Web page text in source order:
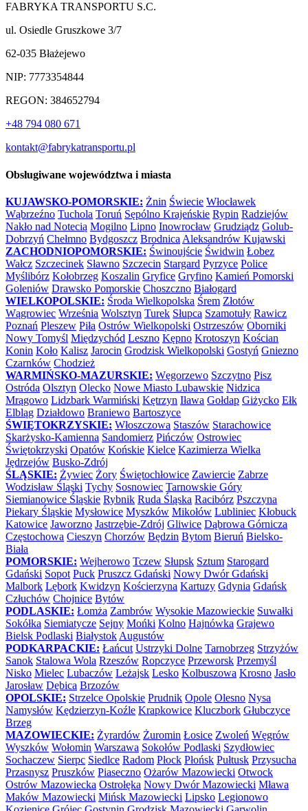
FABRYKA TRANSPORTU S.C.
ul. Osiedle Gruszkowe 3/7
62-035 Błażejewo
NIP: 7773354844
REGON: 384652794
+48 794 080 671
kontakt@fabrykatransportu.pl
Obsługiwane województwa i miasta
KUJAWSKO-POMORSKIE: Żnin Świecie Włocławek
Wąbrzeźno Tuchola Toruń Sępólno Krajeńskie Rypin Radziejów
Nakło nad Notecią Mogilno Lipno Inowrocław Grudziądz Golub-
Dobrzyń Chełmno Bydgoszcz Brodnica Aleksandrów Kujawski
ZACHODNIOPOMORSKIE: Świnoujście Świdwin Łobez
Wałcz Szczecinek Sławno Szczecin Stargard Pyrzyce Police
Myślibórz Kołobrzeg Koszalin Gryfice Gryfino Kamień Pomorski
Goleniów Drawsko Pomorskie Choszczno Białogard
WIELKOPOLSKIE: Środa Wielkopolska Śrem Złotów
Wągrowiec Września Wolsztyn Turek Słupca Szamotuły Rawicz
Poznań Pleszew Piła Ostrów Wielkopolski Ostrzeszów Oborniki
Nowy Tomyśl Międzychód Leszno Kępno Krotoszyn Kościan
Konin Koło Kalisz Jarocin Grodzisk Wielkopolski Gostyń Gniezno
Czarnków Chodzież
WARMIŃSKO-MAZURSKIE: Węgorzewo Szczytno Pisz
Ostróda Olsztyn Olecko Nowe Miasto Lubawskie Nidzica
Mrągowo Lidzbark Warmiński Kętrzyn Iława Gołdap Giżycko Ełk
Elbląg Działdowo Braniewo Bartoszyce
ŚWIĘTOKRZYSKIE: Włoszczowa Staszów Starachowice
Skarżysko-Kamienna Sandomierz Pińczów Ostrowiec
Świętokrzyski Opatów Końskie Kielce Kazimierza Wielka
Jędrzejów Busko-Zdrój
ŚLĄSKIE: Żywiec Żory Świętochłowice Zawiercie Zabrze
Wodzisław Śląski Tychy Sosnowiec Tarnowskie Góry
Siemianowice Śląskie Rybnik Ruda Śląska Racibórz Pszczyna
Piekary Śląskie Mysłowice Myszków Mikołów Lubliniec Kłobuck
Katowice Jaworzno Jastrzębie-Zdrój Gliwice Dąbrowa Górnicza
Częstochowa Cieszyn Chorzów Będzin Bytom Bieruń Bielsko-
Biała
POMORSKIE: Wejherowo Tczew Słupsk Sztum Starogard
Gdański Sopot Puck Pruszcz Gdański Nowy Dwór Gdański
Malbork Lębork Kwidzyn Kościerzyna Kartuzy Gdynia Gdańsk
Człuchów Chojnice Bytów
PODLASKIE: Łomża Zambrów Wysokie Mazowieckie Suwałki
Sokółka Siemiatycze Sejny Mońki Kolno Hajnówka Grajewo
Bielsk Podlaski Białystok Augustów
PODKARPACKIE: Łańcut Ustrzyki Dolne Tarnobrzeg Strzyżów
Sanok Stalowa Wola Rzeszów Ropczyce Przeworsk Przemyśl
Nisko Mielec Lubaczów Leżajsk Lesko Kolbuszowa Krosno Jasło
Jarosław Dębica Brzozów
OPOLSKIE: Strzelce Opolskie Prudnik Opole Olesno Nysa
Namysłów Kędzierzyn-Koźle Krapkowice Kluczbork Głubczyce
Brzeg
MAZOWIECKIE: Żyrardów Żuromin Łosice Zwoleń Węgrów
Wyszków Wołomin Warszawa Sokołów Podlaski Szydłowiec
Sochaczew Sierpc Siedlce Radom Płock Płońsk Pułtusk Przysucha
Przasnysz Pruszków Piaseczno Ożarów Mazowiecki Otwock
Ostrów Mazowiecka Ostrołęka Nowy Dwór Mazowiecki Mława
Maków Mazowiecki Mińsk Mazowiecki Lipsko Legionowo